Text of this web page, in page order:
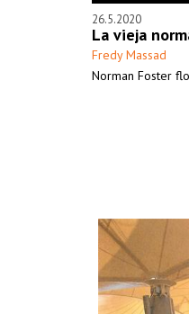
26.5.2020
La vieja
Fredy Massad
Norman Foster